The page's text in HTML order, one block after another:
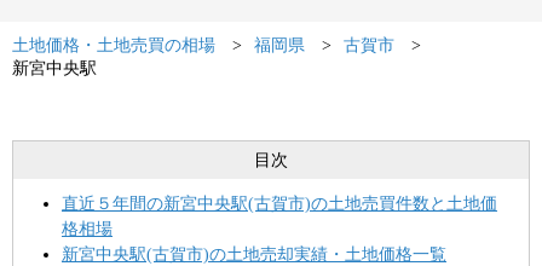
土地価格・土地売買の相場 福岡県
古賀市
新宮中央駅
目次
直近５年間の新宮中央駅(古賀市)の土地売買件数と土地価
格相場
新宮中央駅(古賀市)の土地売却実績・土地価格一覧